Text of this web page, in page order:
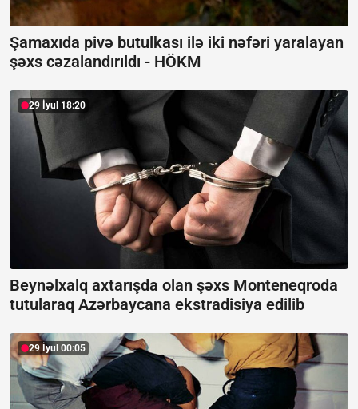
Şamaxıda pivə butulkası ilə iki nəfəri yaralayan
şəxs cəzalandırıldı - HÖKM
29 İyul 18:20
Beynəlxalq axtarışda olan şəxs Monteneqroda
tutularaq Azərbaycana ekstradisiya edilib
29 İyul 00:05